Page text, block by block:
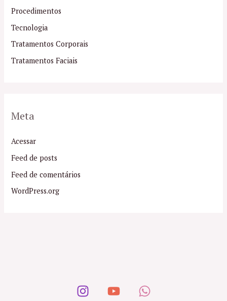
Procedimentos
Tecnologia
Tratamentos Corporais
Tratamentos Faciais
Meta
Acessar
Feed de posts
Feed de comentários
WordPress.org